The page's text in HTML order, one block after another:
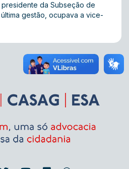
presidente da Subseção de
gestão, ocupava a vice-